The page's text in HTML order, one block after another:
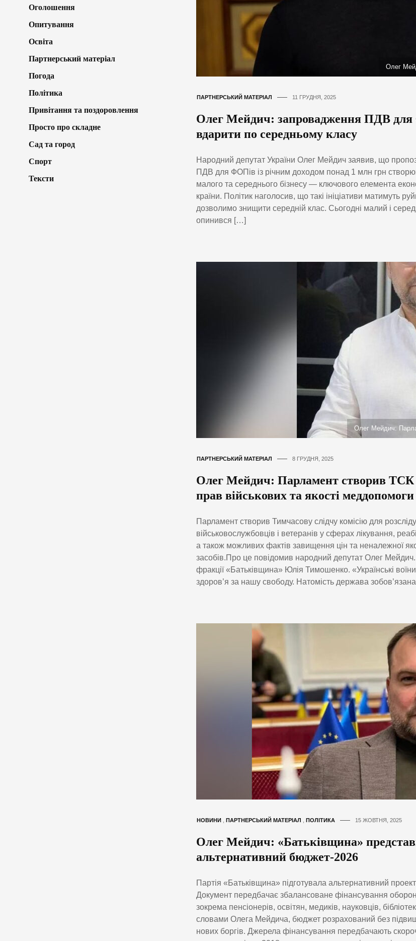
Олег
ПАРТНЕРСЬКИЙ МАТЕРІАЛ 11 ГРУДНЯ, 2025
Олег Мейдич: запровадження ПДВ
вдарити по середньому класу
Народний депутат України Олег Мейдич заявив, що
ПДВ для ФОПів із річним доходом понад 1 млн грн
малого та середнього бізнесу — ключового елемента
країни. Політик наголосив, що такі ініціативи матимуть
дозволимо знищити середній клас. Сьогодні малий і
опинився […]
Олег Мейдич:
ПАРТНЕРСЬКИЙ МАТЕРІАЛ 8 ГРУДНЯ, 2025
Олег Мейдич: Парламент створив ТСК
прав військових та якості меддопомоги
Парламент створив Тимчасову слідчу комісію для
військовослужбовців і ветеранів у сферах лікування,
а також можливих фактів завищення цін та неналежної
засобів.Про це повідомив народний депутат Олег Мейдич.
фракції «Батьківщина» Юлія Тимошенко. «Українські
здоров’я за нашу свободу. Натомість держава
НОВИНИ, ПАРТНЕРСЬКИЙ МАТЕРІАЛ ПОЛІТИКА 15 ЖОВТНЯ, 2025
Олег Мейдич: «Батьківщина»
альтернативний бюджет-2026
Партія «Батьківщина» підготувала альтернативний
Документ передбачає збалансоване фінансування
зокрема пенсіонерів, освітян, медиків, науковців,
словами Олега Мейдича, бюджет розрахований без
нових боргів. Джерела фінансування передбачають
Оголошення
Опитування
Освіта
Партнерський матеріал
Погода
Політика
Привітання та поздоровлення
Просто про складне
Сад та город
Спорт
Тексти